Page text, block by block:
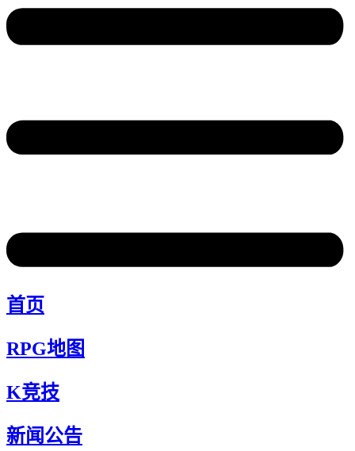
首页
RPG地图
K竞技
新闻公告